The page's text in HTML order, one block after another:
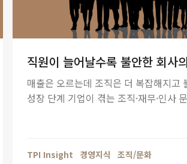
직원이 늘어날수록 불안한 회사
매출은 오르는데 조직은 더 복잡해지고
성장 단계 기업이 겪는 조직·재무·인사
TPI Insight 경영지식 조직/문화